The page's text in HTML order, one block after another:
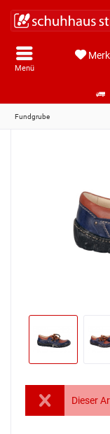
Menü
Fundgrube
Dieser